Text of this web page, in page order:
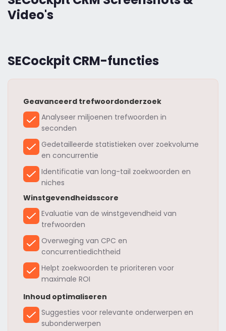
Video's
SECockpit CRM-functies
Geavanceerd trefwoordonderzoek
Analyseer miljoenen trefwoorden in
seconden
Gedetailleerde statistieken over zoekvolume
en concurrentie
Identificatie van long-tail zoekwoorden en
niches
Winstgevendheidsscore
Evaluatie van de winstgevendheid van
trefwoorden
Overweging van CPC en
concurrentiedichtheid
Helpt zoekwoorden te prioriteren voor
maximale ROI
Inhoud optimaliseren
Suggesties voor relevante onderwerpen en
subonderwerpen